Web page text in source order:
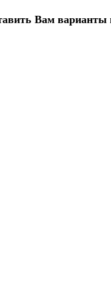
Вам варианты